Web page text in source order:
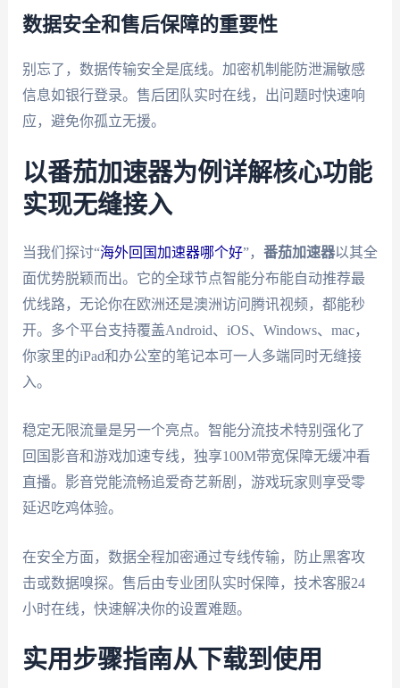
数据安全和售后保障的重要性
别忘了，数据传输安全是底线。加密机制能防泄漏敏感
信息如银行登录。售后团队实时在线，出问题时快速响
应，避免你孤立无援。
以番茄加速器为例详解核心功能
实现无缝接入
当我们探讨“海外回国加速器哪个好”， 番茄加速器以其全
面优势脱颖而出。它的全球节点智能分布能自动推荐最
优线路，无论你在欧洲还是澳洲访问腾讯视频，都能秒
开。多个平台支持覆盖Android、iOS、Windows、mac，
你家里的iPad和办公室的笔记本可一人多端同时无缝接
入。
稳定无限流量是另一个亮点。智能分流技术特别强化了
回国影音和游戏加速专线，独享100M带宽保障无缓冲看
直播。影音党能流畅追爱奇艺新剧，游戏玩家则享受零
延迟吃鸡体验。
在安全方面，数据全程加密通过专线传输，防止黑客攻
击或数据嗅探。售后由专业团队实时保障，技术客服24
小时在线，快速解决你的设置难题。
实用步骤指南从下载到使用